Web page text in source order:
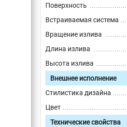
Поверхность
Встраиваемая система
Вращение излива
Длина излива
Высота излива
Внешнее исполнение
Стилистика дизайна
Цвет
Технические свойства